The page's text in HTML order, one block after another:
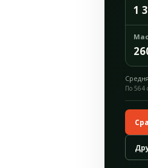
1
По 564